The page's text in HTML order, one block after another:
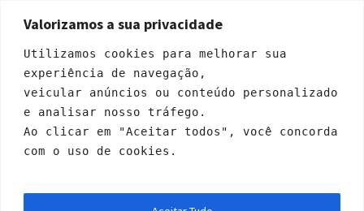
Valorizamos a sua privacidade
Utilizamos cookies para melhorar sua
experiência de navegação,
veicular anúncios ou conteúdo personalizado
e analisar nosso tráfego.
Ao clicar em "Aceitar todos", você concorda
com o uso de cookies.